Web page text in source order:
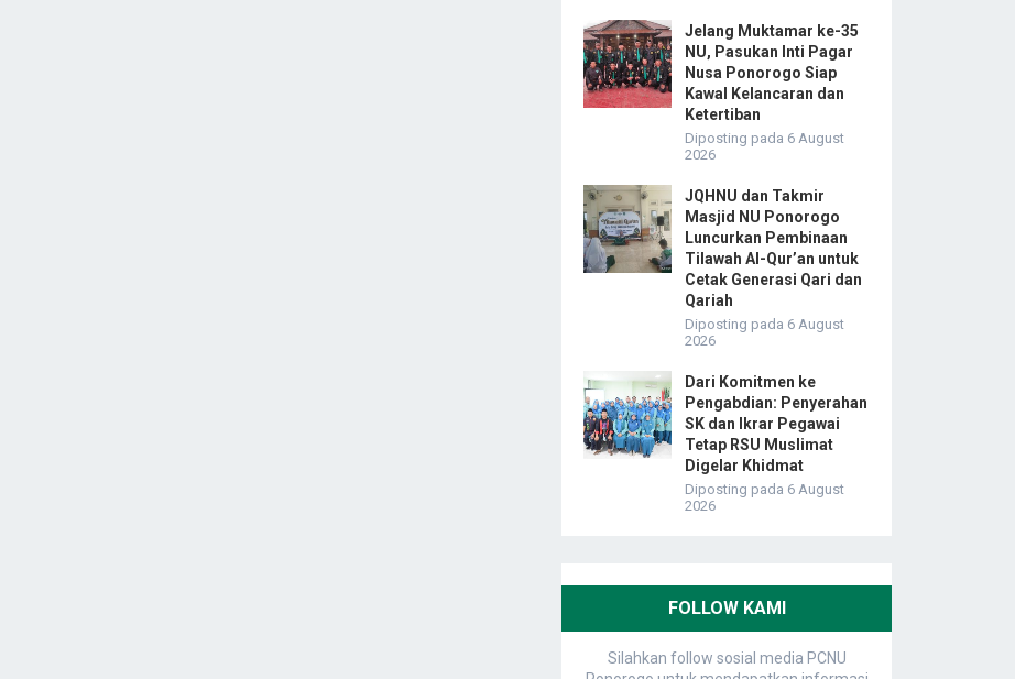
Jelang Muktamar ke-35
NU, Pasukan Inti Pagar
Nusa Ponorogo Siap
Kawal Kelancaran dan
Ketertiban
Diposting pada 6 August
2026
JQHNU dan Takmir
Masjid NU Ponorogo
Luncurkan Pembinaan
Tilawah Al-Qur’an untuk
Cetak Generasi Qari dan
Qariah
Diposting pada 6 August
2026
Dari Komitmen ke
Pengabdian: Penyerahan
SK dan Ikrar Pegawai
Tetap RSU Muslimat
Digelar Khidmat
Diposting pada 6 August
2026
FOLLOW KAMI
Silahkan follow sosial media PCNU